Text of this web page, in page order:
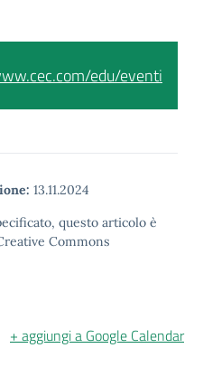
edu/eventi
13.11.2024
questo articolo è
Commons
+ aggiungi a Google Calendar